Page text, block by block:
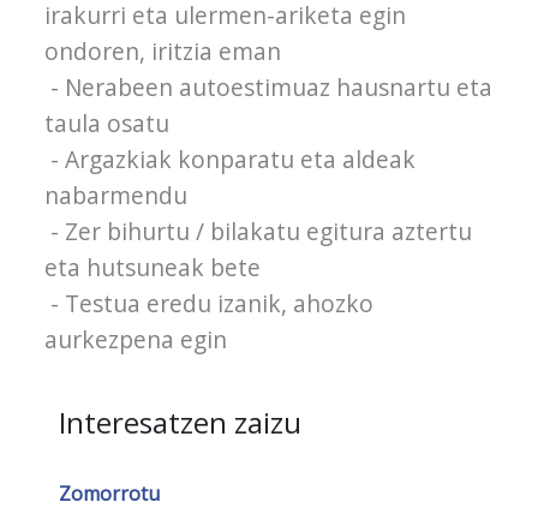
irakurri eta ulermen-ariketa egin
ondoren, iritzia eman
- Nerabeen autoestimuaz hausnartu eta
taula osatu
- Argazkiak konparatu eta aldeak
nabarmendu
- Zer bihurtu / bilakatu egitura aztertu
eta hutsuneak bete
- Testua eredu izanik, ahozko
aurkezpena egin
Interesatzen zaizu
Zomorrotu